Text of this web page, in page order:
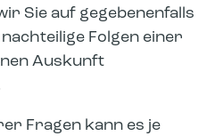
Sie auf gegebenenfalls
Folgen einer
Auskunft
Fragen kann es je